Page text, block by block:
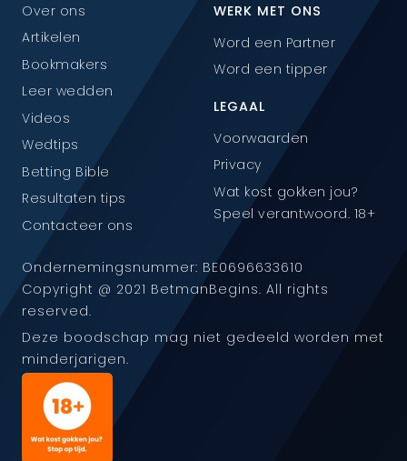
Over ons
Artikelen
Bookmakers
Leer wedden
Videos
Wedtips
Betting Bible
Resultaten tips
Contacteer ons
WERK MET ONS
Word een Partner
Word een tipper
LEGAAL
Voorwaarden
Privacy
Wat kost gokken jou?
Speel verantwoord. 18+
Ondernemingsnummer: BE0696633610
Copyright @ 2021 BetmanBegins. All rights
reserved.
Deze boodschap mag niet gedeeld worden met
minderjarigen.